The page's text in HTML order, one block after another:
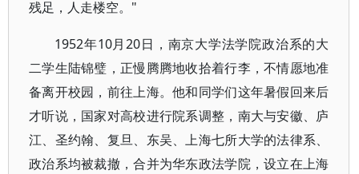
残足，人走楼空。"
1952年10月20日，南京大学法学院政治系的大
二学生陆锦璧，正慢腾腾地收拾着行李，不情愿地准
备离开校园，前往上海。他和同学们这年暑假回来后
才听说，国家对高校进行院系调整，南大与安徽、庐
江、圣约翰、复旦、东吴、上海七所大学的法律系、
政治系均被裁撤，合并为华东政法学院，设立在上海